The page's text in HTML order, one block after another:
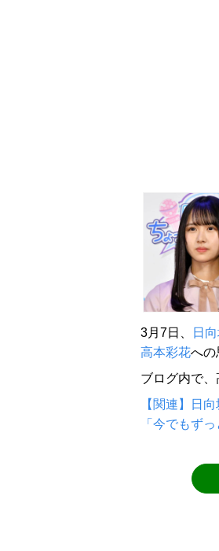
3月7日、 日
高本彩花への
ブログ内で
【関連】日
「今でもず